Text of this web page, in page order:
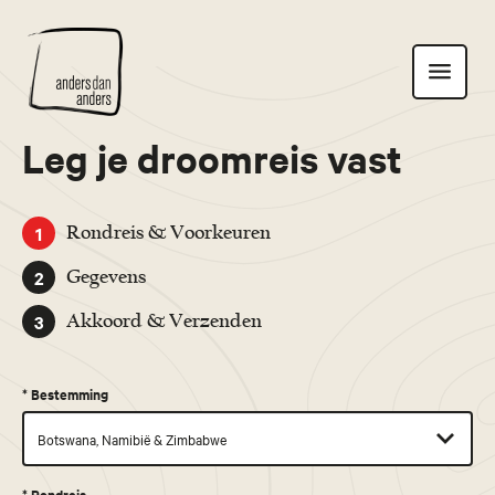
Anders
dan
Anders
Toon
navigatie
Leg je droomreis vast
1 Rondreis & Voorkeuren
2 Gegevens
3 Akkoord & Verzenden
*Bestemming